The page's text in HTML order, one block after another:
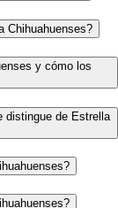
Chihuahuenses?
y cómo los
distingue de Estrella